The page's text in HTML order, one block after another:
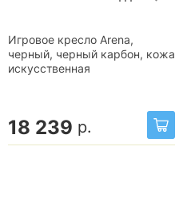
Игровое кресло Arena,
черный, черный карбон, кожа
искусственная
18 239 р.